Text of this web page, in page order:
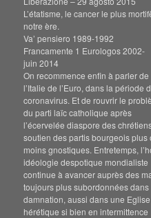
L’étatisme, le cancer le plus
notre ère.
Va’ pensiero 1989-1992
Francamente 1 Eurologos 2002-
juin 2014
On recommence enfin à parler de
l’Italie de l’Euro, dans la période
coronavirus. Et de rouvrir le
du parti laïc catholique après
l’écervelée diaspore des
soutien des partis bourgeois plus
moins gnostiques. Entretemps,
idéologie despotique mondialiste
continue à avancer auprès des
toujours plus subordonnées dans
damnation, aussi dans une Eglise
hérétique si bien en intermittence